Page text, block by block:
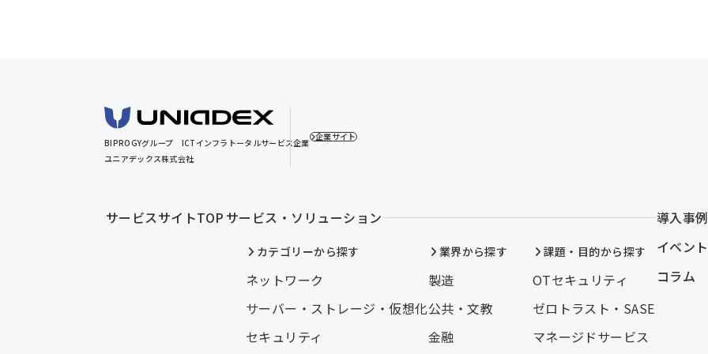
BIPROGYグループ ICTインフラトータルサービス企業
ユニアデックス株式会社
企業サイト
サービスサイトTOP サービス・ソリューション
カテゴリーから探す
ネットワーク
サーバー・ストレージ・仮想化
セキュリティ
業界から探す
製造
公共・文教
金融
課題・目的から探す
OTセキュリティ
ゼロトラスト・SASE
マネージドサービス
導入事例
イベン
コラム